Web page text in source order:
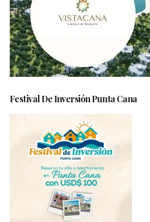
Festival De Inversión Punta Cana